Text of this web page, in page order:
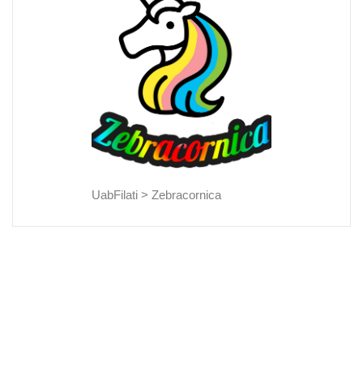
UabFilati > Zebracornica